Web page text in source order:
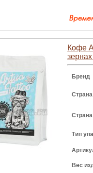
Кофе
Бренд
Тип
Вес